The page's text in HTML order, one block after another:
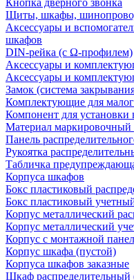
Кнопка дверного звонка
Щиты, шкафы,
Аксессуары и
шкафов
DIN-рейка (с Ω-профилем)
Аксессуары и
Аксессуары и
Замок (система
Комплектующие для
Компонент для
Материал маркировочный
Панель
Рукоятка
Табличка
Корпуса шкафов
Бокс пластиковый
Бокс пластиковый
Корпус металлический
Корпус металлический
Корпус с монтажной
Корпус шкафа (пустой)
Корпуса шкафов заказные
Шкаф распределительный